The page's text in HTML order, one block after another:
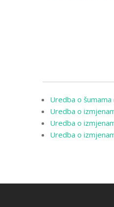
Uredba o šumama
Uredba o
Uredba o
Uredba o